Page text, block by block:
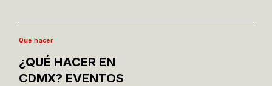
Qué hacer
¿QUÉ HACER EN
CDMX? EVENTOS